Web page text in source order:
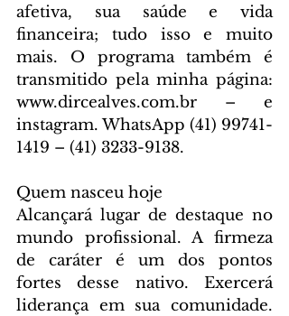
afetiva, sua saúde e vida
financeira; tudo isso e muito
mais. O programa também é
transmitido pela minha página:
www.dircealves.com.br – e
instagram. WhatsApp (41) 99741-
1419 – (41) 3233-9138.
Quem nasceu hoje
Alcançará lugar de destaque no
mundo profissional. A firmeza
de caráter é um dos pontos
fortes desse nativo. Exercerá
liderança em sua comunidade.